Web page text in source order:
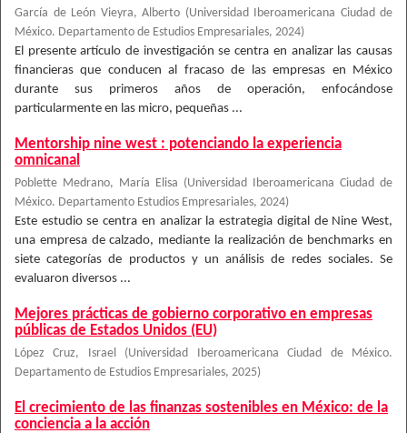
García de León Vieyra, Alberto (Universidad Iberoamericana Ciudad de
México. Departamento de Estudios Empresariales, 2024)
El presente artículo de investigación se centra en analizar las causas
financieras que conducen al fracaso de las empresas en México
durante sus primeros años de operación, enfocándose
particularmente en las micro, pequeñas ...
Mentorship nine west : potenciando la experiencia
omnicanal
Poblette Medrano, María Elisa (Universidad Iberoamericana Ciudad de
México. Departamento Estudios Empresariales, 2024)
Este estudio se centra en analizar la estrategia digital de Nine West,
una empresa de calzado, mediante la realización de benchmarks en
siete categorías de productos y un análisis de redes sociales. Se
evaluaron diversos ...
Mejores prácticas de gobierno corporativo en empresas
públicas de Estados Unidos (EU)
López Cruz, Israel (Universidad Iberoamericana Ciudad de México.
Departamento de Estudios Empresariales, 2025)
El crecimiento de las finanzas sostenibles en México: de la
conciencia a la acción